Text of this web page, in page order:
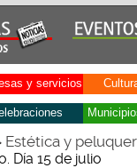
y servicios
Estética y
Día 15 de julio